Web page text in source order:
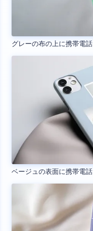
グレーの布の上に携帯電話
ベージュの表面に携帯電話